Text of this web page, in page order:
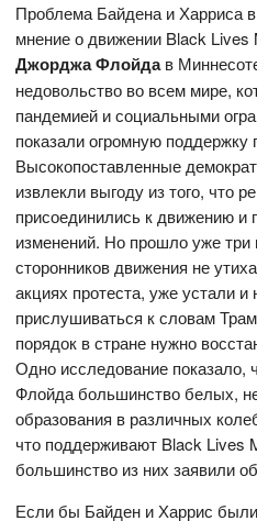
Проблема Байдена и Харриса
мнение о движении Black
Джорджа Флойдав
недовольство во всем мире,
пандемией и социальными
показали огромную поддержку
Высокопоставленные
извлекли выгоду из того, что
присоединились к движению и
изменений. Но прошло уже три
сторонников движения не
акциях протеста, уже устали
прислушиваться к словам
порядок в стране нужно
Одно исследование показало,
Флойда большинство белых,
образования в различных
что поддерживают Black Lives
большинство из них заявили
Если бы Байден и Харрис